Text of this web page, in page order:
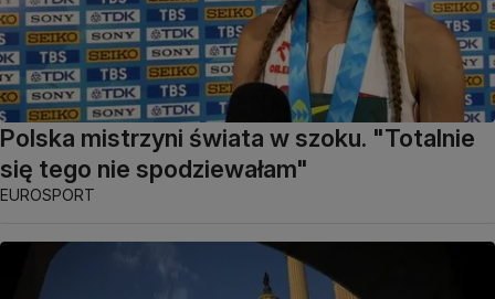
Polska mistrzyni świata w szoku. "Totalnie
się tego nie spodziewałam"
EUROSPORT